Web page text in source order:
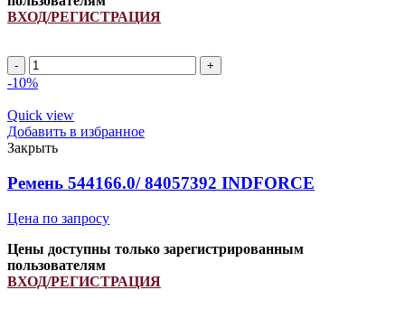
ВХОД/РЕГИСТРАЦИЯ
2HB
2595Lp/
ремень
многоручьевой
INDFORCE
Strongest
quantity
-10%
Quick view
Добавить в избранное
Закрыть
Ремень 544166.0/ 84057392 INDFORCE
Цена по запросу
Цены доступны только зарегистрированным
пользователям
ВХОД/РЕГИСТРАЦИЯ